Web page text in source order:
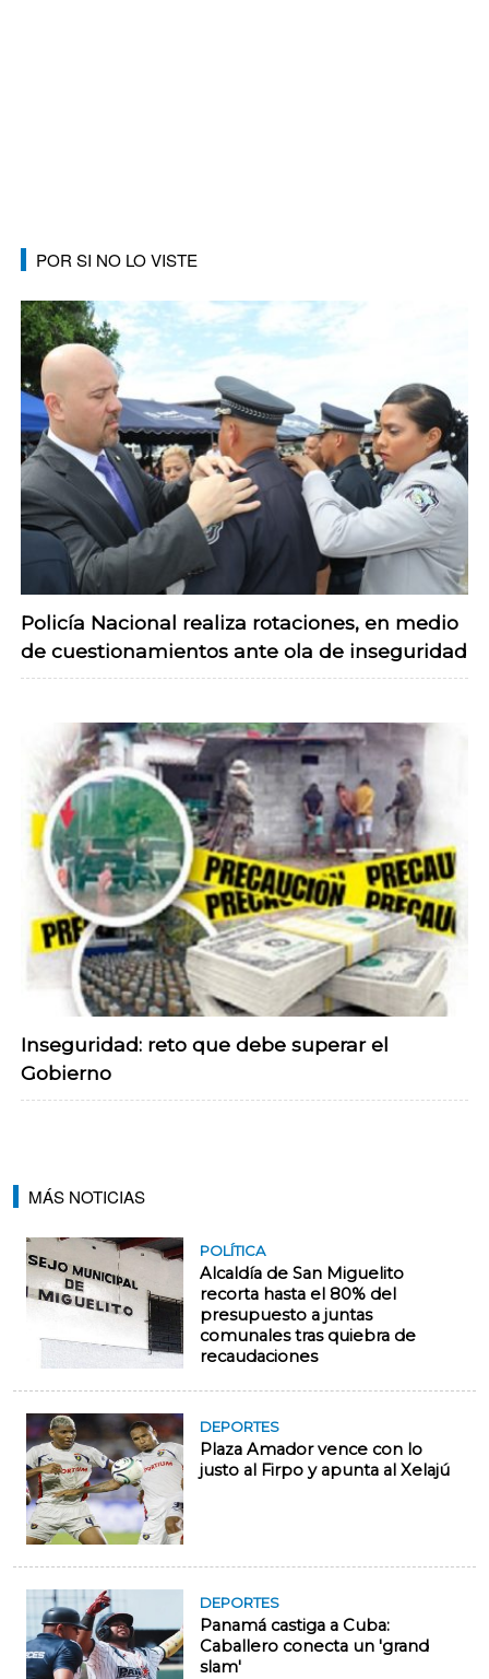
POR SI NO LO VISTE
Policía Nacional realiza rotaciones, en medio
de cuestionamientos ante ola de inseguridad
Inseguridad: reto que debe superar el
Gobierno
MÁS NOTICIAS
POLÍTICA
Alcaldía de San Miguelito
recorta hasta el 80% del
presupuesto a juntas
comunales tras quiebra de
recaudaciones
DEPORTES
Plaza Amador vence con lo
justo al Firpo y apunta al Xelajú
DEPORTES
Panamá castiga a Cuba:
Caballero conecta un 'grand
slam'